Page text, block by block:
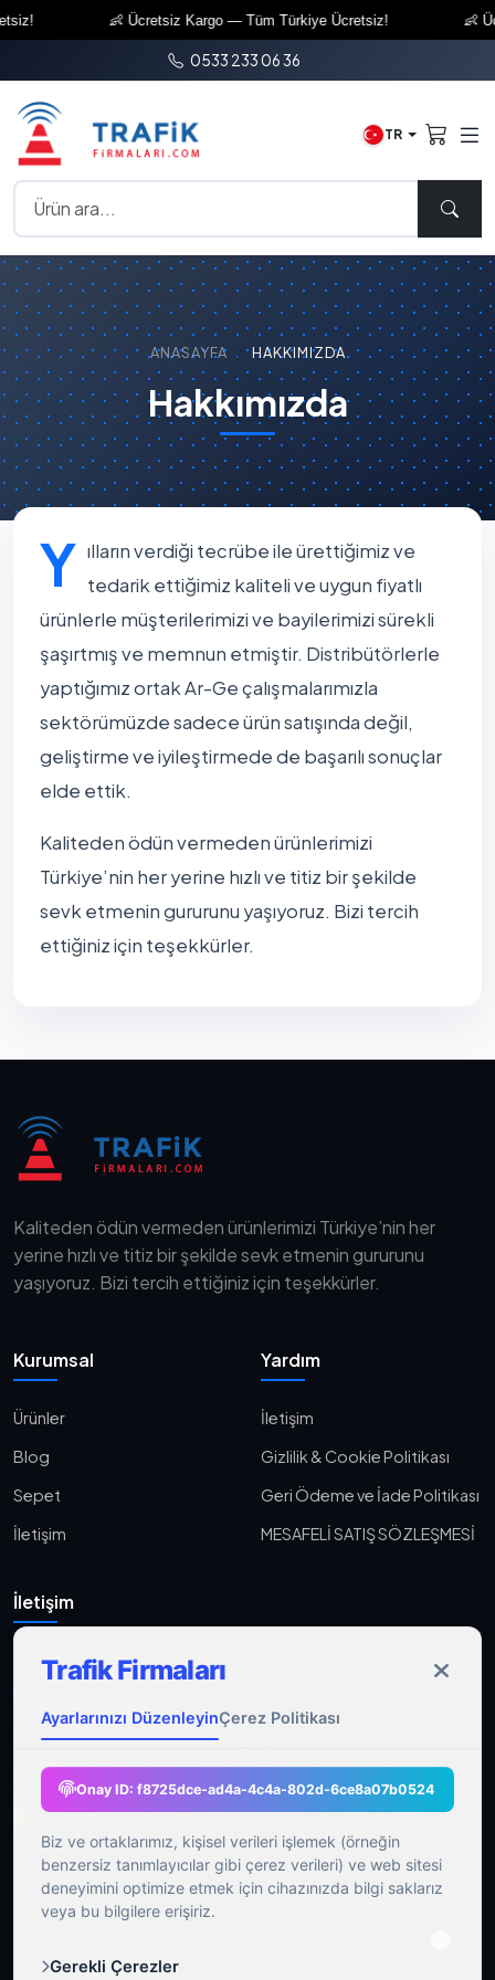
👶 Ücretsiz Kargo — Tüm Türkiye Ücretsiz! 👶
0533 233 06 36
TR
ANASAYFA HAKKIMIZDA
Hakkımızda
Y ılların verdiği tecrübe ile ürettiğimiz ve
tedarik ettiğimiz kaliteli ve uygun fiyatlı
ürünlerle müşterilerimizi ve bayilerimizi sürekli
şaşırtmış ve memnun etmiştir. Distribütörlerle
yaptığımız ortak Ar-Ge çalışmalarımızla
sektörümüzde sadece ürün satışında değil,
geliştirme ve iyileştirmede de başarılı sonuçlar
elde ettik.
Kaliteden ödün vermeden ürünlerimizi
Türkiye’nin her yerine hızlı ve titiz bir şekilde
sevk etmenin gururunu yaşıyoruz. Bizi tercih
ettiğiniz için teşekkürler.
Kaliteden ödün vermeden ürünlerimizi Türkiye’nin her
yerine hızlı ve titiz bir şekilde sevk etmenin gururunu
yaşıyoruz. Bizi tercih ettiğiniz için teşekkürler.
Kurumsal
Ürünler
Blog
Sepet
İletişim
Yardım
İletişim
Gizlilik & Cookie Politikası
Geri Ödeme ve İade Politikası
MESAFELİ SATIŞ SÖZLEŞMESİ
İletişim
Aşağı Eğlence, Fener Yolu Sk. 2-18, 06010 Keçiören/Ankara
ahmet@gocmenasfaltyol.com.tr
Pzt-Cmt: 09:00 - 21:00
RSS Feed
Trafik Firmaları
Ayarlarınızı DüzenleyinÇerez Politikası
Onay ID: f8725dce-ad4a-4c4a-802d-6ce8a07b0524
Biz ve ortaklarımız, kişisel verileri işlemek (örneğin
benzersiz tanımlayıcılar gibi çerez verileri) ve web sitesi
deneyimini optimize etmek için cihazınızda bilgi saklarız
veya bu bilgilere erişiriz.
Gerekli Çerezler